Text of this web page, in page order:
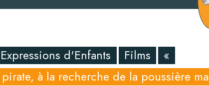
Expressions d'Enfants Films
«
à la recherche de la poussière